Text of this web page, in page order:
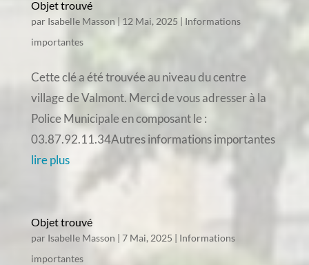
Objet trouvé
par Isabelle Masson| 12 Mai, 2025 | Informations
importantes
Cette clé a été trouvée au niveau du centre
village de Valmont. Merci de vous adresser à la
Police Municipale en composant le :
03.87.92.11.34Autres informations importantes
lire plus
Objet trouvé
par Isabelle Masson | 7 Mai, 2025 | Informations
importantes